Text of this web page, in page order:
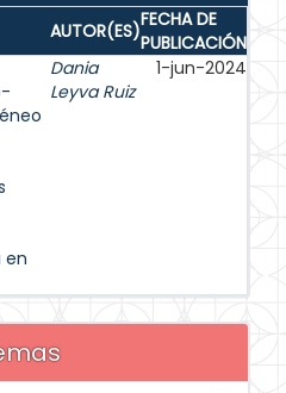
AUTOR(ES)FECHA DE
PUBLICACIÓN
en
Dania
Leyva Ruiz
1-jun-2024